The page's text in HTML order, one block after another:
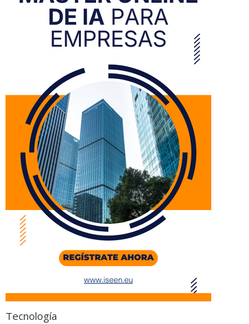
Tecnología